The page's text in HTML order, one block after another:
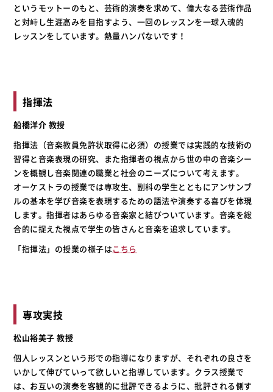
というモットーのもと、芸術的演奏を求めて、偉大なる芸術作品
と対峙し生涯高みを目指すよう、一回のレッスンを一球入魂的
レッスンをしています。熱量ハンパないです！
指揮法
船橋洋介 教授
指揮法（音楽教員免許状取得に必須）の授業では実践的な技術の
習得と音楽表現の研究、また指揮者の視点から世の中の音楽シー
ンを概観し音楽関連の職業と社会のニーズについて考えます。
オーケストラの授業では専攻生、副科の学生とともにアンサンブ
ルの基本を学び音楽を表現するための語法や演奏する喜びを体現
します。指揮者はあらゆる音楽家と結びついています。音楽を総
合的に捉えた視点で学生の皆さんと音楽を追求しています。
「指揮法」の授業の様子はこちら
専攻実技
松山裕美子 教授
個人レッスンという形での指導になりますが、それぞれの良さを
いかして伸びていって欲しいと指導しています。クラス授業で
は、お互いの演奏を客観的に批評できるように、批評される側す